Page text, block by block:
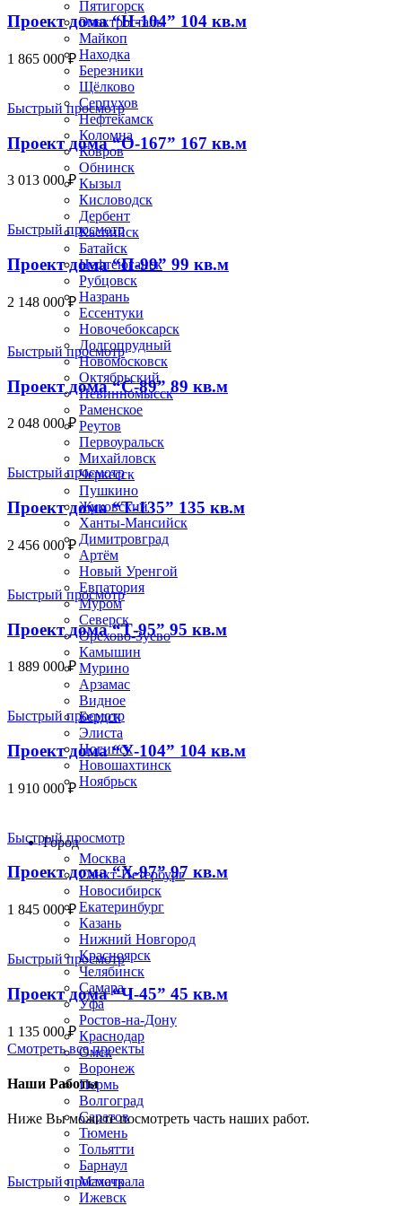
Пятигорск
Электросталь
Майкоп
Находка
Березники
Щёлково
Серпухов
Нефтекамск
Коломна
Ковров
Обнинск
Кызыл
Кисловодск
Дербент
Каспийск
Батайск
Нефтеюганск
Рубцовск
Назрань
Ессентуки
Новочебоксарск
Долгопрудный
Новомосковск
Октябрьский
Невинномысск
Раменское
Реутов
Первоуральск
Михайловск
Черкесск
Пушкино
Жуковский
Ханты-Мансийск
Димитровград
Артём
Новый Уренгой
Евпатория
Муром
Северск
Орехово-Зуево
Камышин
Мурино
Арзамас
Видное
Бердск
Элиста
Ногинск
Новошахтинск
Ноябрьск
Город
Москва
Санкт-Петербург
Новосибирск
Екатеринбург
Казань
Нижний Новгород
Красноярск
Челябинск
Самара
Уфа
Ростов-на-Дону
Краснодар
Омск
Воронеж
Пермь
Волгоград
Саратов
Тюмень
Тольятти
Барнаул
Махачкала
Ижевск
Проект дома “Н-104” 104 кв.м
1 865 000₽
Быстрый просмотр
Проект дома “О-167” 167 кв.м
3 013 000₽
Быстрый просмотр
Проект дома “П-99” 99 кв.м
2 148 000₽
Быстрый просмотр
Проект дома “С-89” 89 кв.м
2 048 000₽
Быстрый просмотр
Проект дома “Т-135” 135 кв.м
2 456 000₽
Быстрый просмотр
Проект дома “Т-95” 95 кв.м
1 889 000₽
Быстрый просмотр
Проект дома “У-104” 104 кв.м
1 910 000₽
Быстрый просмотр
Проект дома “Х-97” 97 кв.м
1 845 000₽
Быстрый просмотр
Проект дома “Ч-45” 45 кв.м
1 135 000₽
Смотреть все проекты
Наши Работы
Ниже Вы можите посмотреть часть наших работ.
Быстрый просмотр